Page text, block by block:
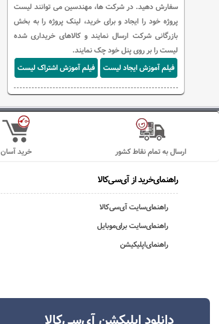
سفارش دهید. در شرکت ها، مهندسین می توانند لیست
پروژه خود را ایجاد و برای خرید، لینک پروژه را به بخش
بازرگانی شرکت ارسال نمایند و کالاهای خریداری شده
لیست را بر روی پنل خود چک نمایند.
فیلم آموزش ایجاد لیست
فیلم آموزش اشتراک لیست
خرید آسان ارسال به تمام نقاط کشور
راهنمای‌خرید از آی‌سی‌کالا
راهنمای‌سایت آی‌سی‌کالا
راهنمای‌سایت برای‌موبایل
راهنمای‌اپلیکیشن